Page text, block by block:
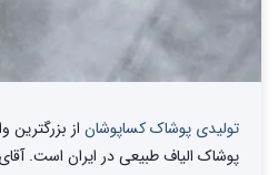
تولیدی پوشاک کساپوشان از
پوشاک الیاف طبیعی در ایران است.